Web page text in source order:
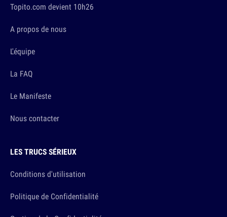
Topito.com devient 10h26
A propos de nous
L'équipe
La FAQ
Le Manifeste
Nous contacter
LES TRUCS SÉRIEUX
Conditions d'utilisation
Politique de Confidentialité